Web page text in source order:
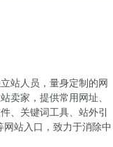
站人员，量身定制的网
卖家，提供常用网址、
、关键词工具、站外引
站入口，致力于消除中